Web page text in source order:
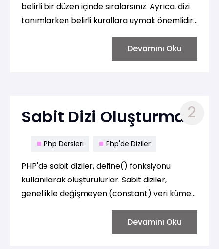
belirli bir düzen içinde sıralarsınız. Ayrıca, dizi
tanımlarken belirli kurallara uymak önemlidir.
içeriğini ekrana basmak için kullanılır.
Devamını Oku
Sabit Dizi Oluşturma2
Php Dersleri Php'de Diziler
PHP'de sabit diziler, define() fonksiyonu
kullanılarak oluşturulurlar. Sabit diziler,
genellikle değişmeyen (constant) veri kümesi
temsil eden dizilerdir. İşte sabit bir dizi
Devamını Oku